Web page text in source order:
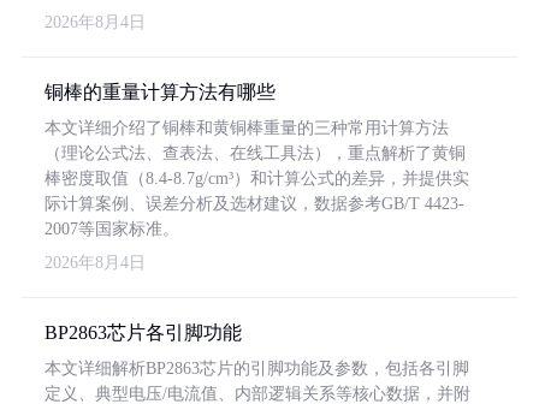
2026年8月4日
铜棒的重量计算方法有哪些
本文详细介绍了铜棒和黄铜棒重量的三种常用计算方法
（理论公式法、查表法、在线工具法），重点解析了黄铜
棒密度取值（8.4-8.7g/cm³）和计算公式的差异，并提供实
际计算案例、误差分析及选材建议，数据参考GB/T 4423-
2007等国家标准。
2026年8月4日
BP2863芯片各引脚功能
本文详细解析BP2863芯片的引脚功能及参数，包括各引脚
定义、典型电压/电流值、内部逻辑关系等核心数据，并附